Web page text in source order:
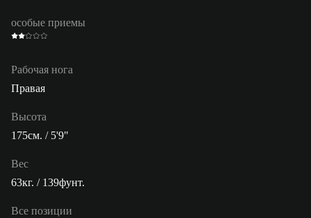
особые приемы
Рабочая нога
Правая
Высота
175см. / 5'9"
Вес
63кг. / 139фунт.
Все позиции